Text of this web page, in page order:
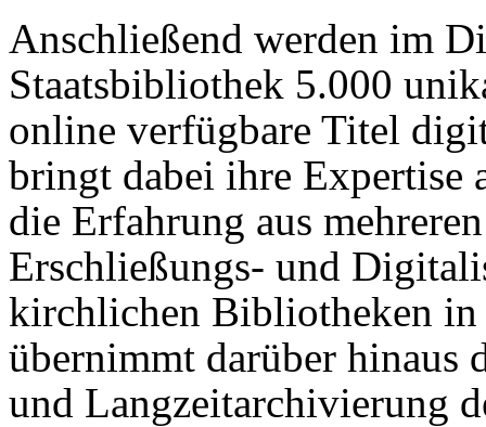
Anschließend werden im
Staatsbibliothek 5.000
online verfügbare Titel
bringt dabei ihre
die Erfahrung aus
Erschließungs- und
kirchlichen Bibliotheken in
übernimmt darüber hinaus
und Langzeitarchivierung